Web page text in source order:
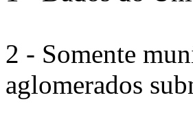
2 - Somente
aglomerados